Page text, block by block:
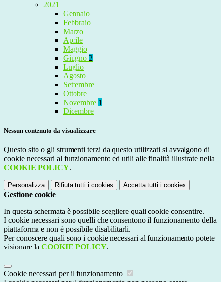
2021
Gennaio
Febbraio
Marzo
Aprile
Maggio
Giugno 2
Luglio
Agosto
Settembre
Ottobre
Novembre 1
Dicembre
Nessun contenuto da visualizzare
Questo sito o gli strumenti terzi da questo utilizzati si avvalgono di
cookie necessari al funzionamento ed utili alle finalità illustrate nella
COOKIE POLICY.
Personalizza Rifiuta tutti i cookies Accetta tutti i cookies
Gestione cookie
In questa schermata è possibile scegliere quali cookie consentire.
I cookie necessari sono quelli che consentono il funzionamento della
piattaforma e non è possibile disabilitarli.
Per conoscere quali sono i cookie necessari al funzionamento potete
visionare la COOKIE POLICY.
Cookie necessari per il funzionamento